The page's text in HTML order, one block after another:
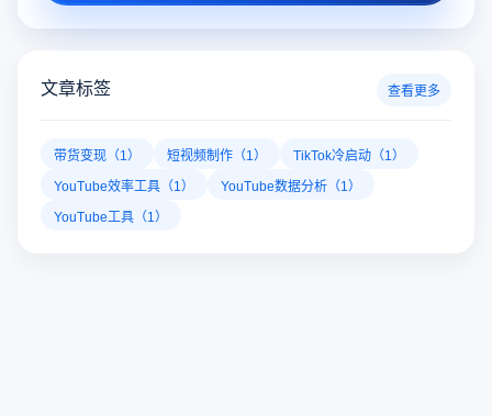
文章标签 查看更多
带货变现（1） 短视频制作（1）
TikTok冷启动（1）
YouTube效率工具（1）
YouTube数据分析（1）
YouTube工具（1）